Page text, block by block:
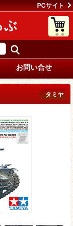
PCサイト
ぶ
お問い合せ
タミヤ